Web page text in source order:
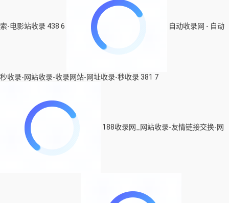
索-电影站收录 438 6 自动收录网 - 自动
秒收录-网站收录-收录网站-网址收录-秒收录381 7
188收录网_网站收录-友情链接交换-网